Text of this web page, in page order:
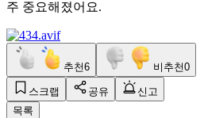
주 중요해졌어요.
추천6 비추천0
스크랩 공유
신고
목록